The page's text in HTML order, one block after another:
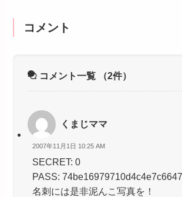
コメント
コメント一覧 （2件）
くまじママ
2007年11月1日 10:25 AM
SECRET: 0
PASS:
名刺には是非泥んこ写真を！